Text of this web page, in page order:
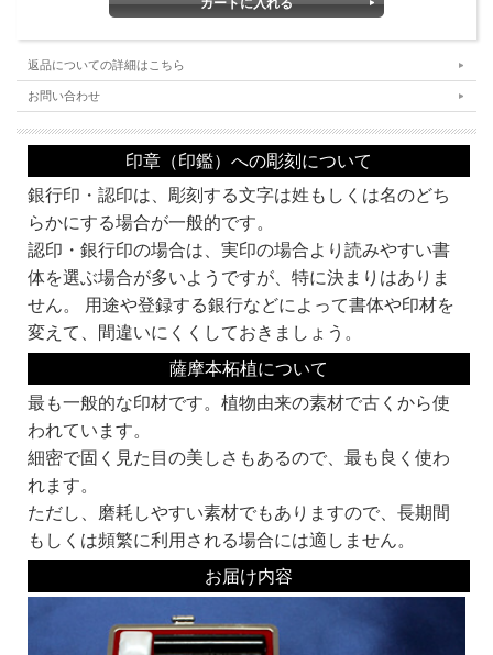
認印13.5mm
7,046円
カートに設定された価格を優先とします。
ご希望のサイズを決めて、購入フォームの『サイズ選択』にてお選びください。当
一般的に、
細身（小さめ）の印鑑は、エレガントなイメージを。
太め（大きめ）の印鑑は、貫禄や頼りがいのあるイメージを。
相手に与えます。
特に女性の場合は、太い印章（印鑑）が。男性の場合は、細い印章（印鑑）が手の
大きさの影響で少し持ちにくい場合もあります。
※性別と各サイズのイメージは、 『サイズについて』
でも詳しくご紹介していま
す。
エクセルで作ったメールをPDFにしてメールで送付。なんて当たり前。そんな時に
必須の印影画像をプレゼント。
こんな特典は、当店だけ!!
どうせ買うなら、今すぐ、京都光林堂で!!
※認印のみの提供となります。
書体・彫刻するお名前などをご記入の上、カートに入れてお買い上げの手続きをお
願いします。
■カートへの入力の方法について■
返品についての詳細はこちら
お問い合わせ
印章（印鑑）への彫刻について
銀行印・認印は、彫刻する文字は姓もしくは名のどち
らかにする場合が一般的です。
認印・銀行印の場合は、実印の場合より読みやすい書
体を選ぶ場合が多いようですが、特に決まりはありま
せん。 用途や登録する銀行などによって書体や印材を
変えて、間違いにくくしておきましょう。
薩摩本柘植について
最も一般的な印材です。植物由来の素材で古くから使
われています。
細密で固く見た目の美しさもあるので、最も良く使わ
れます。
ただし、磨耗しやすい素材でもありますので、長期間
もしくは頻繁に利用される場合には適しません。
お届け内容